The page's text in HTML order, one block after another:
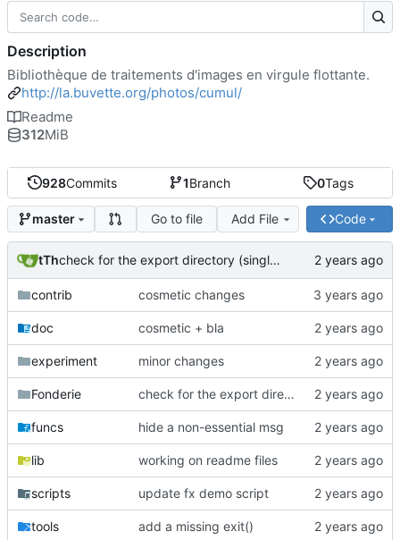
928Commits 1Branch 0Tags
master Go to file Add File Code
tTh check for the export directory (singlepass)
contrib cosmetic changes
doc cosmetic + bla
experiment minor changes
Fonderie check for the export directory (singlepass)
funcs hide a non-essential msg
lib working on readme files
scripts update fx demo script
tools add a missing exit()
Description
Bibliothèque de traitements d'images en virgule flottante.
http://la.buvette.org/photos/cumul/
Readme
312MiB